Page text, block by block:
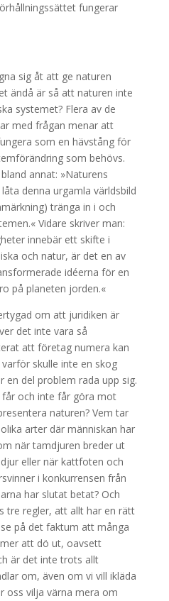
fungerar
sig åt att ge naturen
ändå är så att naturen inte
systemet? Flera av de
med frågan menar att
som en hävstång för
som behövs.
annat: »Naturens
denna urgamla världsbild
tränga in i och
Vidare skriver man:
innebär ett skifte i
och natur, är det en av
idéerna för en
på planeten jorden.«
om att juridiken är
det inte vara så
att företag numera kan
skulle inte en skog
en del problem rada upp sig.
får och inte får göra mot
naturen? Vem tar
arter där människan har
när tamdjuren breder ut
eller när kattfoten och
i konkurrensen från
har slutat betat? Och
tre regler, att allt har en rätt
på det faktum att många
att dö ut, oavsett
är det inte trots allt
om, även om vi vill ikläda
oss vilja värna mera om